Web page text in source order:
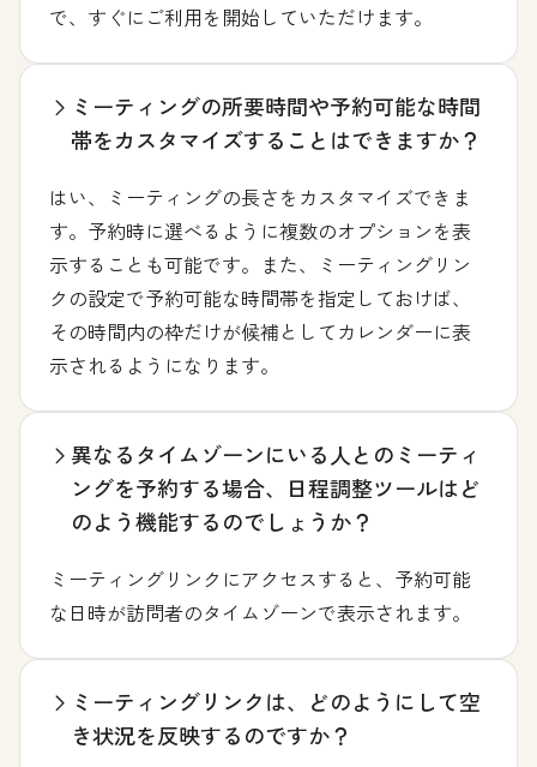
で、すぐにご利用を開始していただけます。
ミーティングの所要時間や予約可能な時間
帯をカスタマイズすることはできますか？
はい、ミーティングの長さをカスタマイズできま
す。予約時に選べるように複数のオプションを表
示することも可能です。また、ミーティングリン
クの設定で予約可能な時間帯を指定しておけば、
その時間内の枠だけが候補としてカレンダーに表
示されるようになります。
異なるタイムゾーンにいる人とのミーティ
ングを予約する場合、日程調整ツールはど
のよう機能するのでしょうか？
ミーティングリンクにアクセスすると、予約可能
な日時が訪問者のタイムゾーンで表示されます。
ミーティングリンクは、どのようにして空
き状況を反映するのですか？